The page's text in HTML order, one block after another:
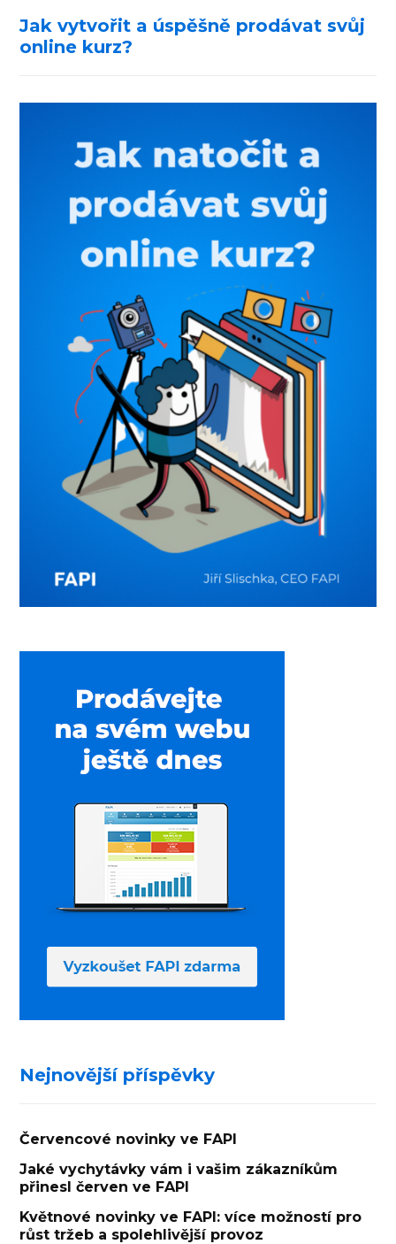
Jak vytvořit a úspěšně prodávat svůj
online kurz?
Nejnovější příspěvky
Červencové novinky ve FAPI
Jaké vychytávky vám i vašim zákazníkům
přinesl červen ve FAPI
Květnové novinky ve FAPI: více možností pro
růst tržeb a spolehlivější provoz